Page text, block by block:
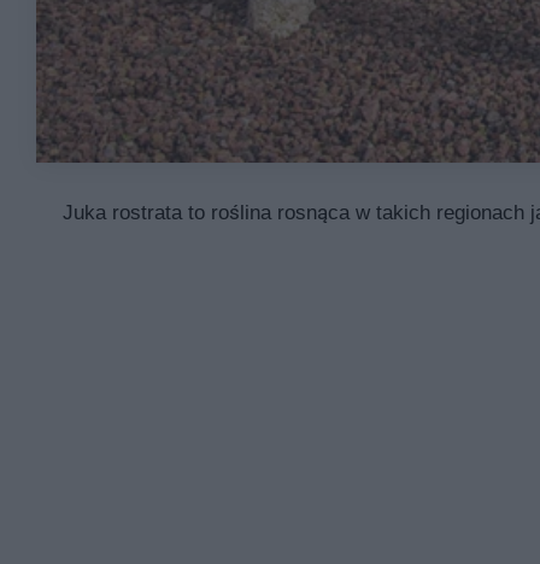
Juka rostrata to roślina rosnąca w takich regionach